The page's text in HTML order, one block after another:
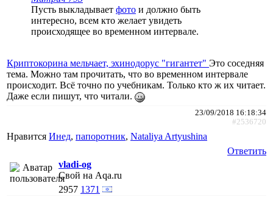
Пусть выкладывает фото и должно быть
интересно, всем кто желает увидеть
происходящее во временном интервале.
Криптокорина мельчает, эхинодорус "гигантет" Это соседняя
тема. Можно там прочитать, что во временном интервале
происходит. Всё точно по учебникам. Только кто ж их читает.
Даже если пишут, что читали.
23/09/2018 16:18:34
#2536720
Нравится Инед, папоротник, Nataliya Artyushina
Ответить
vladi-og
Свой на Aqa.ru
2957 1371